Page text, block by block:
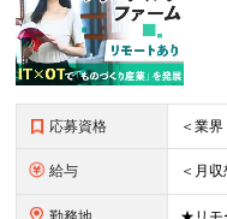
応募資格
給与